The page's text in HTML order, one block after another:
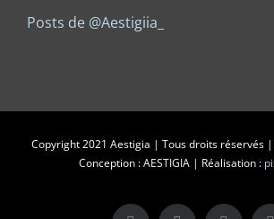
Posts de @Aestigiia_
Copyright 2021 Aestigia | Tous droits réservés |
Conception : AESTIGIA | Réalisation :